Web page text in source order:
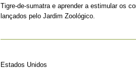
Tigre-de-sumatra e aprender a estimular os
lançados pelo Jardim Zoológico.
Estados Unidos